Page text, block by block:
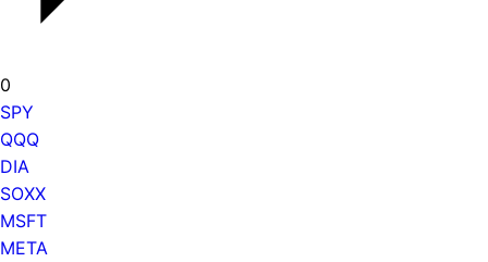
0
SPY
QQQ
DIA
SOXX
MSFT
META